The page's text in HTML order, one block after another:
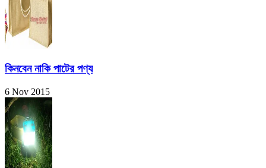
কিনবেন নাকি পাটের পণ্য
6 Nov 2015